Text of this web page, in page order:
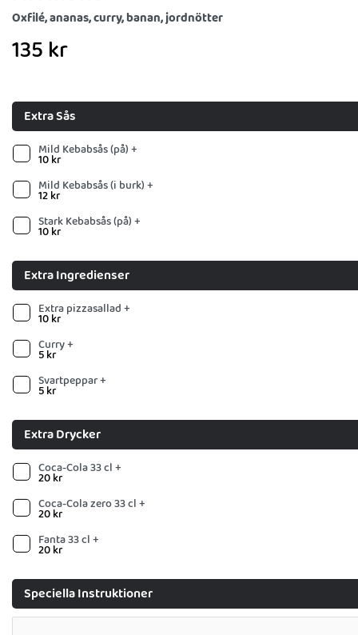
Oxfilé, ananas, curry, banan, jordnötter
135 kr
Extra Sås
Mild Kebabsås (på) +
10kr
Mild Kebabsås (i burk) +
12kr
Stark Kebabsås (på) +
10kr
Extra Ingredienser
Extra pizzasallad +
10kr
Curry +
5kr
Svartpeppar +
5kr
Extra Drycker
Coca-Cola 33 cl +
20kr
Coca-Cola zero 33 cl +
20kr
Fanta 33 cl +
20kr
Speciella Instruktioner